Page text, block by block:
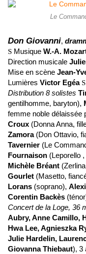
Le
Don Giovanni,
S Musique W.-A.
Direction musicale
Mise en scène Jean-
Lumières Victor Egéa S
Distribution 8 solistes
gentilhomme, baryton),
femme noble délaissée
Croux (Donna Anna,
Zamora(Don Ottavio,
Tavernier (Le
Fournaison (Leporello
Michèle Bréant
Gourlet (Masetto,
Lorans (soprano),
Corentin Backès
Concert de la Loge, 36
Aubry, Anne Camillo,
Hwa Lee, Agnieszka
Julie Hardelin,
Giovanna Thiebaut), 3